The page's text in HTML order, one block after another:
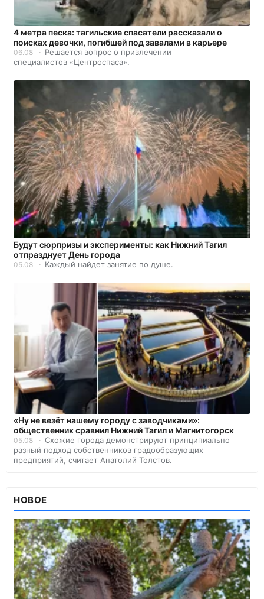
4 метра песка: тагильские спасатели рассказали о
поисках девочки, погибшей под завалами в карьере
06.08
Решается вопрос о привлечении
специалистов «Центроспаса».
Будут сюрпризы и эксперименты: как Нижний Тагил
отпразднует День города
05.08 Каждый найдет занятие по душе.
«Ну не везёт нашему городу с заводчиками»:
общественник сравнил Нижний Тагил и Магнитогорск
05.08
Схожие города демонстрируют принципиально
разный подход собственников градообразующих
предприятий, считает Анатолий Толстов.
НОВОЕ